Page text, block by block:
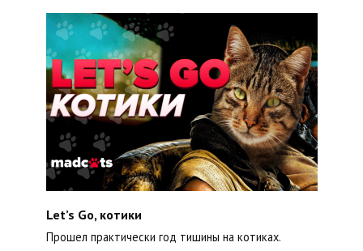
Let’s Go, котики
Прошел практически год тишины на котиках.